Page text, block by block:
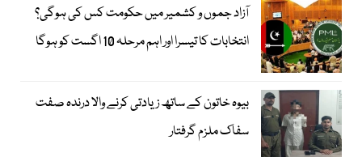
آزاد جموں و کشمیر میں حکومت کس کی ہوگی؟
انتخابات کا تیسرا اور اہم مرحلہ 10 اگست کو ہوگا
بیوہ خاتون کے ساتھ زیادتی کرنے والا درندہ صفت
سفاک ملزم گرفتار